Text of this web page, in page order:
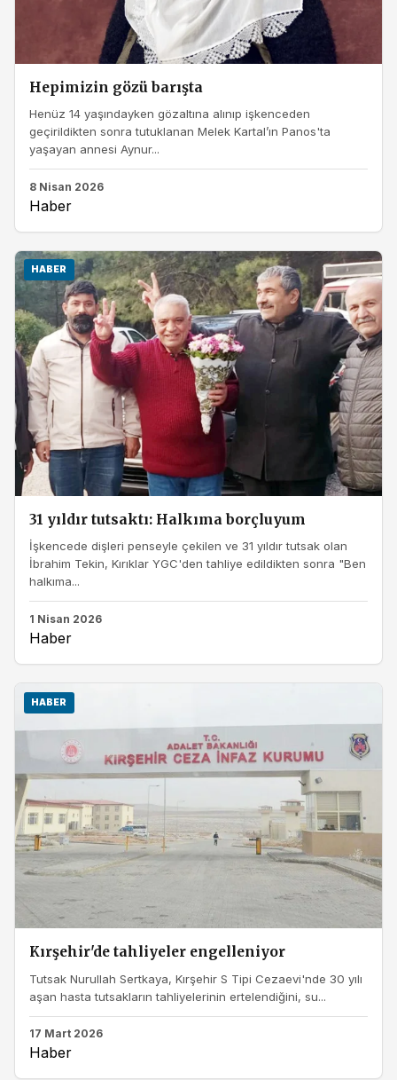
Hepimizin gözü barışta
Henüz 14 yaşındayken gözaltına alınıp işkenceden
geçirildikten sonra tutuklanan Melek Kartal’ın Panos'ta
yaşayan annesi Aynur...
8 Nisan 2026
Haber
HABER
31 yıldır tutsaktı: Halkıma borçluyum
İşkencede dişleri penseyle çekilen ve 31 yıldır tutsak olan
İbrahim Tekin, Kırıklar YGC'den tahliye edildikten sonra "Ben
halkıma...
1 Nisan 2026
Haber
HABER
Kırşehir'de tahliyeler engelleniyor
Tutsak Nurullah Sertkaya, Kırşehir S Tipi Cezaevi'nde 30 yılı
aşan hasta tutsakların tahliyelerinin ertelendiğini, su...
17 Mart 2026
Haber